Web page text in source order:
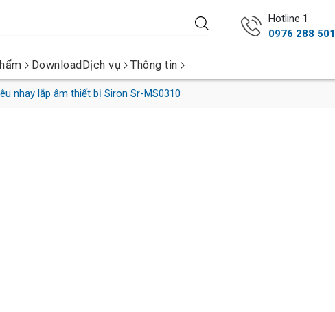
Hotline 1
0976 288 501
DownloadDịch vụ Thông tin
nhạy lắp âm thiết bị Siron Sr-MS0310